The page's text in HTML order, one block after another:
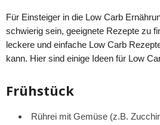
Für Einsteiger in die Low Carb
schwierig sein, geeignete Rezepte zu
leckere und einfache Low Carb
kann. Hier sind einige Ideen für Low
Frühstück
Rührei mit Gemüse (z.B.